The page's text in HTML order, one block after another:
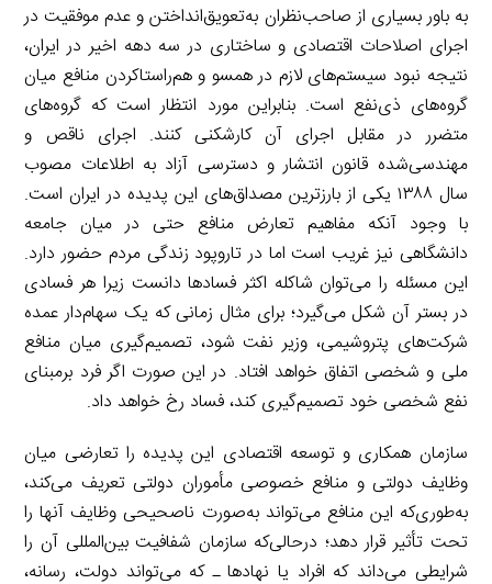
به باور بسیاری از صاحب‌نظران به‌تعویق‌انداختن و عدم موفقیت در
اجرای اصلاحات اقتصادی و ساختاری در سه دهه اخیر در ایران،
نتیجه‌ نبود سیستم‌های لازم در همسو و هم‌راستا‌کردن منافع میان
گروه‌های ذی‌نفع است. بنابراین مورد انتظار است که گروه‌های
متضرر در مقابل اجرای آن کارشکنی کنند. اجرای ناقص و
مهندسی‌شده قانون انتشار و دسترسی آزاد به اطلاعات مصوب
سال ۱۳۸۸ یکی از بارزترین مصداق‌های این پدیده در ایران است.
با وجود آنکه مفاهیم تعارض منافع حتی در میان جامعه
دانشگاهی نیز غریب است اما در تاروپود زندگی مردم حضور دارد.
این مسئله را می‌توان شاکله اکثر فسادها دانست زیرا هر فسادی
در بستر آن شکل می‌گیرد؛ برای مثال زمانی که یک سهام‌دار عمده
شرکت‌های پتروشیمی، وزیر نفت شود، تصمیم‌گیری میان منافع
ملی و شخصی اتفاق خواهد افتاد. در این صورت اگر فرد برمبنای
نفع شخصی خود تصمیم‌گیری کند، فساد رخ خواهد داد.
سازمان همکاری و توسعه اقتصادی این پدیده را تعارضی میان
وظایف دولتی و منافع خصوصی مأموران دولتی تعریف می‌كند،
به‌طوری‌که این منافع می‌تواند به‌صورت ناصحیحی وظایف آنها را
تحت تأثیر قرار دهد؛ درحالی‌که سازمان شفافیت بین‌المللی آن را
شرایطی می‌داند كه افراد یا نهادها ـ که می‌تواند دولت، رسانه،